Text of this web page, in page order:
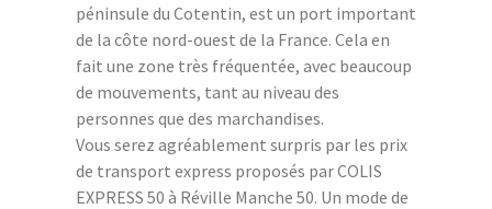
péninsule du Cotentin, est un port important
de la côte nord-ouest de la France. Cela en
fait une zone très fréquentée, avec beaucoup
de mouvements, tant au niveau des
personnes que des marchandises.
Vous serez agréablement surpris par les prix
de transport express proposés par COLIS
EXPRESS 50 à Réville Manche 50. Un mode de